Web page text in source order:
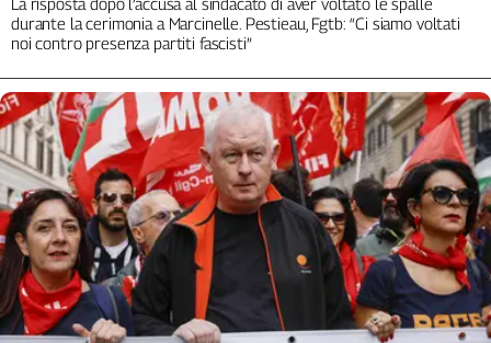
Storico
1955-
Cerca
Contatti
La
redazione
durante la cerimonia a Marcinelle. Pestieau, Fgtb: “Ci siamo voltati
noi contro presenza partiti fascisti”